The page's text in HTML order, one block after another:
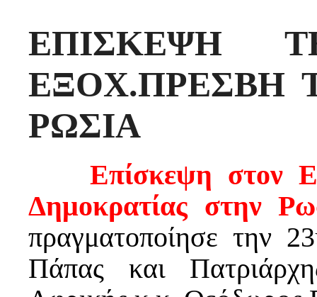
ΕΠΙΣΚΕΨΗ
ΕΞΟΧ.ΠΡΕΣΒΗ
ΡΩΣΙΑ
Επίσκεψη στον
Δημοκρατίας στην
πραγματοποίησε την
Πάπας και